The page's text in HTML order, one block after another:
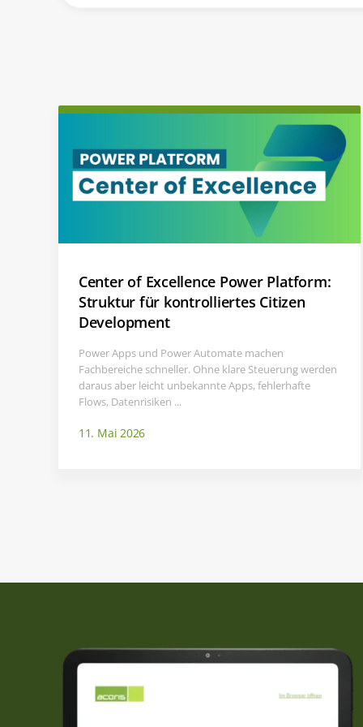
Center of Excellence Power Platform:
Struktur für kontrolliertes Citizen
Development
Power Apps und Power Automate machen
Fachbereiche schneller. Ohne klare Steuerung werden
daraus aber leicht unbekannte Apps, fehlerhafte
Flows, Datenrisiken ...
11. Mai 2026